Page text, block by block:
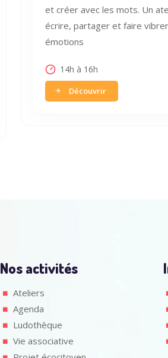
et créer avec les mots. Un
écrire, partager et faire
émotions
14h à 16h
Découvrir
Nos activités
Ateliers
Agenda
Ludothèque
Vie associative